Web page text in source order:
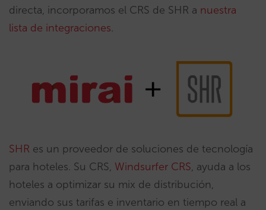
directa, incorporamos el CRS de SHR a nuestra
lista de integraciones.
SHR es un proveedor de soluciones de tecnología
para hoteles. Su CRS, Windsurfer CRS, ayuda a los
hoteles a optimizar su mix de distribución,
enviando sus tarifas e inventario en tiempo real a